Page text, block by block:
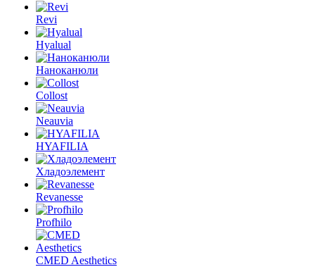
Revi
Hyalual
Наноканюли
Collost
Neauvia
HYAFILIA
Хладоэлемент
Revanesse
Profhilo
CMED Aesthetics